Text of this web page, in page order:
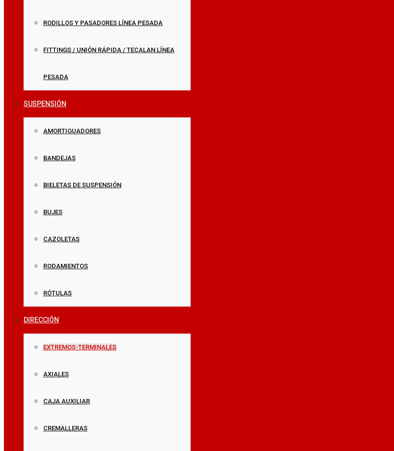
RODILLOS Y PASADORES LÍNEA PESADA
FITTINGS / UNIÓN RÁPIDA / TECALAN LÍNEA
PESADA
SUSPENSIÓN
AMORTIGUADORES
BANDEJAS
BIELETAS DE SUSPENSIÓN
BUJES
CAZOLETAS
RODAMIENTOS
RÓTULAS
DIRECCIÓN
EXTREMOS-TERMINALES
AXIALES
CAJA AUXILIAR
CREMALLERAS